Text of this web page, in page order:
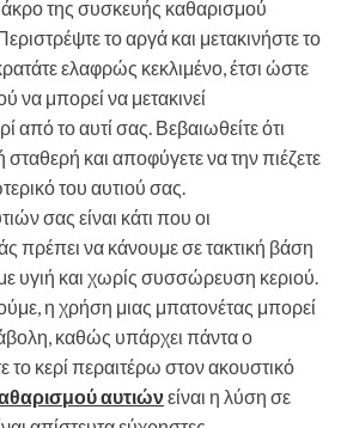
της συσκευής καθαρισμού
το αργά και μετακινήστε το
ελαφρώς κεκλιμένο, έτσι ώστε
να μπορεί να μετακινεί
από το αυτί σας. Βεβαιωθείτε ότι
σταθερή και αποφύγετε να την πιέζετε
του αυτιού σας.
σας είναι κάτι που οι
πρέπει να κάνουμε σε τακτική βάση
υγιή και χωρίς συσσώρευση κεριού.
η χρήση μιας μπατονέτας μπορεί
καθώς υπάρχει πάντα ο
το κερί περαιτέρω στον ακουστικό
αυτιώνείναι η λύση σε